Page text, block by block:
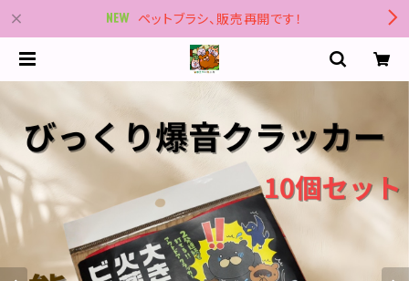
ペットブラシ、販売再開です！